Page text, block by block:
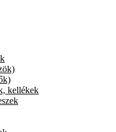
kellékek